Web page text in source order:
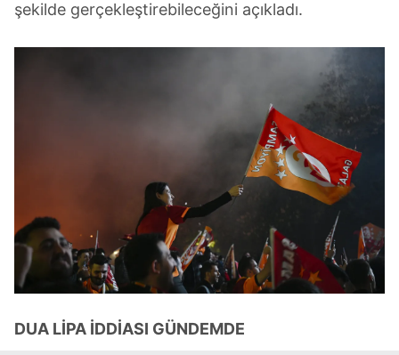
şekilde gerçekleştirebileceğini açıkladı.
DUA LİPA İDDİASI GÜNDEMDE